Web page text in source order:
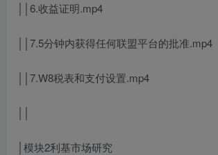
││6.收益证明.mp4
││7.5分钟内获得任何联盟平台的批准.mp4
││7.W8税表和支付设置.mp4
│模块2利基市场研究